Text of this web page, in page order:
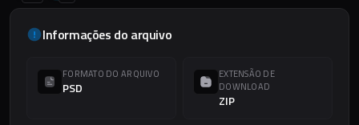
Informações do arquivo
FORMATO DO ARQUIVO
PSD
EXTENSÃO DE
DOWNLOAD
ZIP